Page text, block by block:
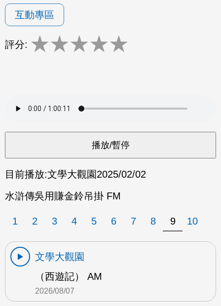
互動專區
評分: ★★★★★
目前播放:文學大觀園2025/02/02
水滸傳吳用賺金鈴吊掛 FM
1 2 3 4 5 6 7 8 9 10
文學大觀園
（西遊記） AM
2026/08/07